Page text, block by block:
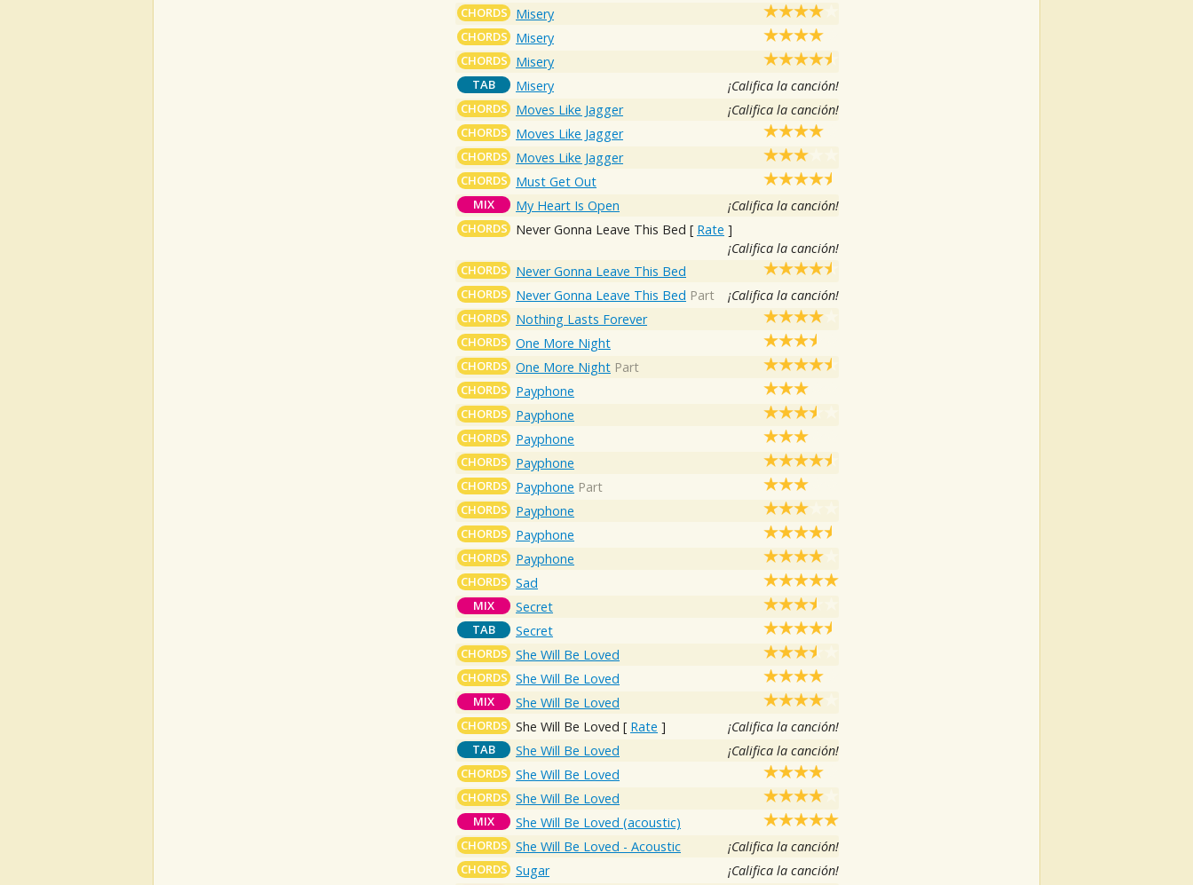
CHORDS Misery
CHORDS Misery
CHORDS Misery
TAB Misery ¡Califica la canción!
CHORDS Moves Like Jagger ¡Califica la canción!
CHORDS Moves Like Jagger
CHORDS Moves Like Jagger
CHORDS Must Get Out
MIX My Heart Is Open ¡Califica la canción!
CHORDS Never Gonna Leave This Bed [ Rate ]
¡Califica la canción!
CHORDS Never Gonna Leave This Bed
CHORDS Never Gonna Leave This Bed Part ¡Califica la canción!
CHORDS Nothing Lasts Forever
CHORDS One More Night
CHORDS One More Night Part
CHORDS Payphone
CHORDS Payphone
CHORDS Payphone
CHORDS Payphone
CHORDS Payphone Part
CHORDS Payphone
CHORDS Payphone
CHORDS Payphone
CHORDS Sad
MIX Secret
TAB Secret
CHORDS She Will Be Loved
CHORDS She Will Be Loved
MIX She Will Be Loved
CHORDS She Will Be Loved [ Rate ] ¡Califica la canción!
TAB She Will Be Loved ¡Califica la canción!
CHORDS She Will Be Loved
CHORDS She Will Be Loved
MIX She Will Be Loved (acoustic)
CHORDS She Will Be Loved - Acoustic ¡Califica la canción!
CHORDS Sugar ¡Califica la canción!